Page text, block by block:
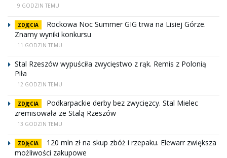
9 GODZIN TEMU
ZDJĘCIA
Rockowa Noc Summer GIG trwa na Lisiej Górze.
Znamy wyniki konkursu
11 GODZIN TEMU
Stal Rzeszów wypuściła zwycięstwo z rąk. Remis z Polonią
Piła
12 GODZIN TEMU
ZDJĘCIA
Podkarpackie derby bez zwycięzcy. Stal Mielec
zremisowała ze Stalą Rzeszów
13 GODZIN TEMU
ZDJĘCIA
120 mln zł na skup zbóż i rzepaku. Elewarr zwiększa
możliwości zakupowe